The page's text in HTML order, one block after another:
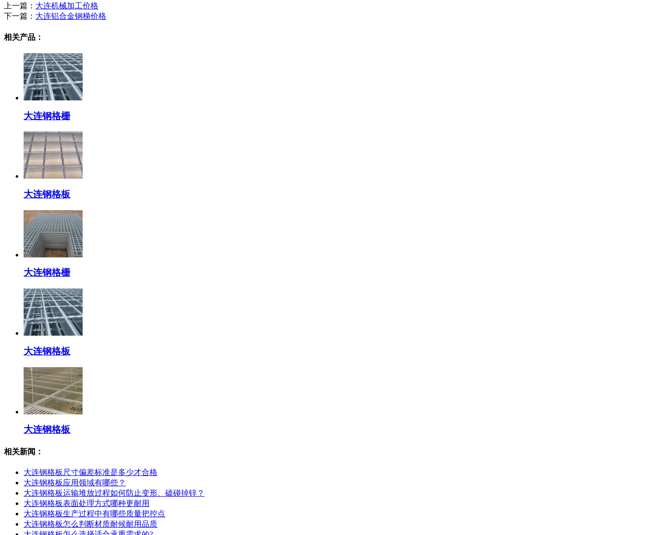
上一篇： 大连机械加工价格
下一篇： 大连铝合金钢梯价格
相关产品：
大连钢格栅
大连钢格板
大连钢格栅
大连钢格板
大连钢格板
相关新闻：
大连钢格板尺寸偏差标准是多少才合格
大连钢格板应用领域有哪些？
大连钢格板运输堆放过程如何防止变形、磕碰掉锌？
大连钢格板表面处理方式哪种更耐用
大连钢格板生产过程中有哪些质量把控点
大连钢格板怎么判断材质耐候耐用品质